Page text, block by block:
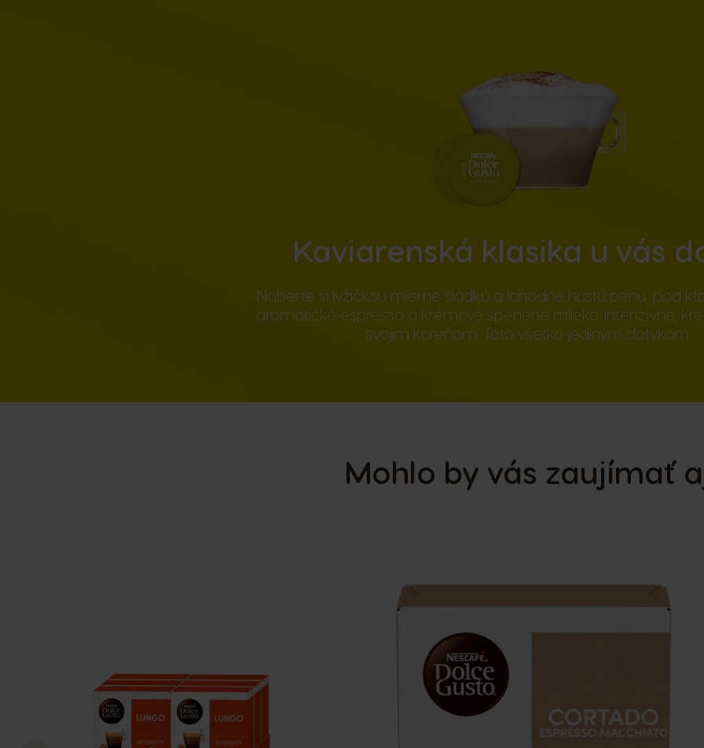
Kaviarenská klasika u vás
Naberte si lyžičkou mierne sladkú a lahodne hustú penu, pod
aromatické espresso a krémové spenené mlieko. Intenzívne,
svojim koreňom. Toto všetko jediným dotykom.
Mohlo by vás zaujímať